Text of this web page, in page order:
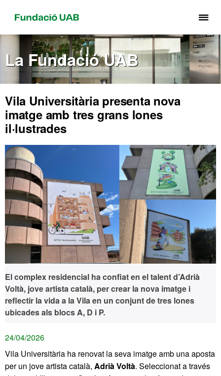
el
de
La Fundació UAB
Vila Universitària presenta nova
imatge amb tres grans lones
il·lustrades
El complex residencial ha confiat en el talent d’Adrià
Voltà, jove artista català, per crear la nova imatge i
reflectir la vida a la Vila en un conjunt de tres lones
ubicades als blocs A, D i P.
24/04/2026
Vila Universitària ha renovat la seva imatge amb una aposta
per un jove artista català, Adrià Voltà. Seleccionat a través